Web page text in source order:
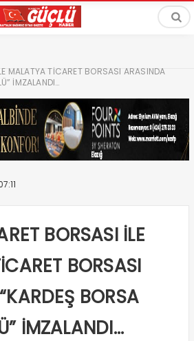
MALATYA TİCARET BORSASI ARASINDA
İMZALANDI…
BORSASI İLE
BORSASI
BORSA
İMZALANDI…